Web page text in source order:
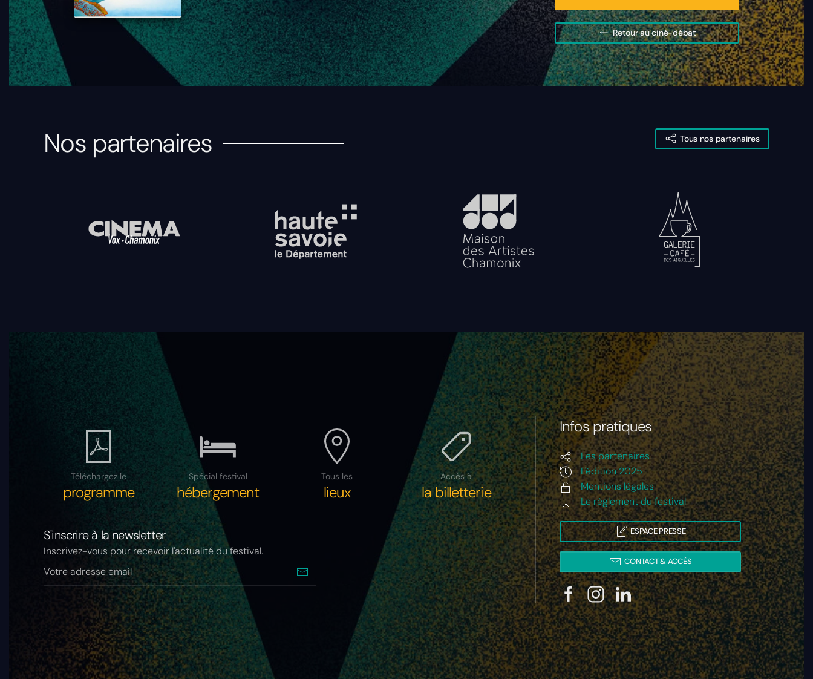
Retour au ciné-débat
Nos partenaires Tous nos partenaires
Téléchargez le
programme
Spécial festival
hébergement
Tous les
lieux
Accès à
la billetterie
S'inscrire à la newsletter
Inscrivez-vous pour recevoir l'actualité du festival.
Infos pratiques
Les partenaires
L'édition 2025
Mentions légales
Le règlement du festival
ESPACE PRESSE
CONTACT & ACCÈS